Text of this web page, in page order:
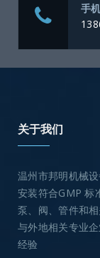
手机
关于我们
温州市邦明机械
安装符合GMP 标
泵、阀、管件和
与外地相关专业
经验